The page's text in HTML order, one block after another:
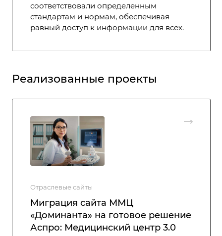
соответствовали определенным
стандартам и нормам, обеспечивая
равный доступ к информации для всех.
Реализованные проекты
Отраслевые сайты
Миграция сайта ММЦ
«Доминанта» на готовое решение
Аспро: Медицинский центр 3.0